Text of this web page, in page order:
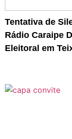
Tentativa de
Rádio Caraipe
Eleitoral em